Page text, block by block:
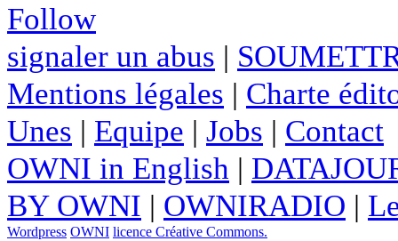
Follow
signaler un abus |
Mentions légales | Charte
Unes | Equipe | Jobs | Contact
OWNI in English |
BY OWNI | OWNIRADIO |
Wordpress OWNI licence Créative Commons.